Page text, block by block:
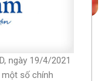
ngày 19/4/2021
số chính